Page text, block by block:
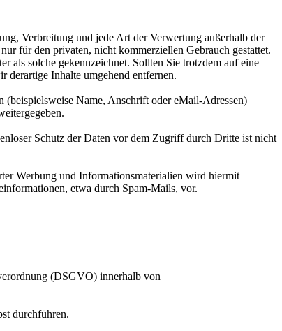
Verbreitung und jede Art der Verwertung außerhalb der
für den privaten, nicht kommerziellen Gebrauch gestattet.
als solche gekennzeichnet. Sollten Sie trotzdem auf eine
derartige Inhalte umgehend entfernen.
(beispielsweise Name, Anschrift oder eMail-Adressen)
Schutz der Daten vor dem Zugriff durch Dritte ist nicht
Werbung und Informationsmaterialien wird hiermit
etwa durch Spam-Mails, vor.
(DSGVO) innerhalb von
durchführen.